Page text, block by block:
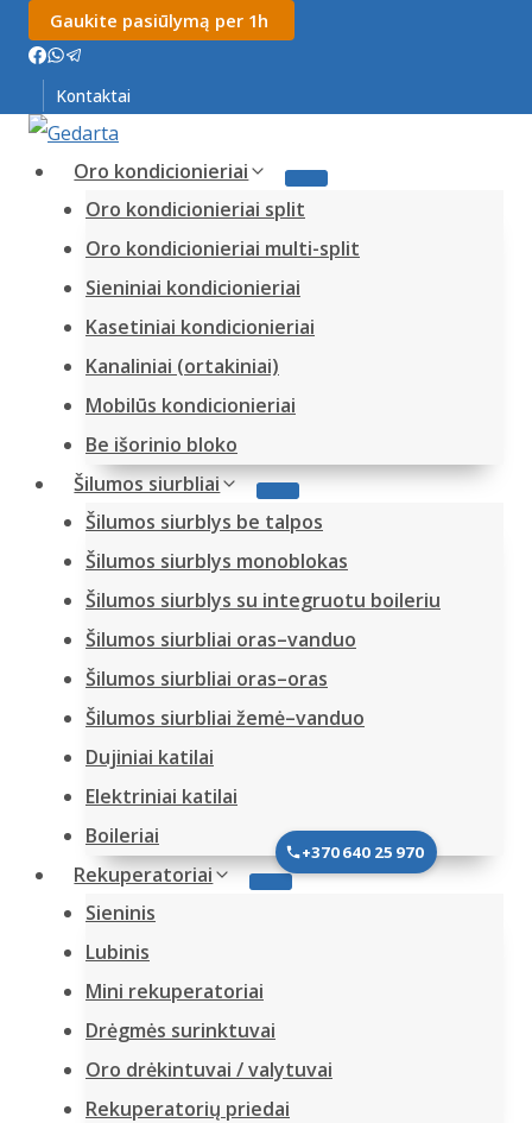
content
Gaukite pasiūlymą per 1h
Kontaktai
Oro kondicionieriai
Oro kondicionieriai split
Oro kondicionieriai multi-split
Sieniniai kondicionieriai
Kasetiniai kondicionieriai
Kanaliniai (ortakiniai)
Mobilūs kondicionieriai
Be išorinio bloko
Šilumos siurbliai
Šilumos siurblys be talpos
Šilumos siurblys monoblokas
Šilumos siurblys su integruotu boileriu
Šilumos siurbliai oras–vanduo
Šilumos siurbliai oras–oras
Šilumos siurbliai žemė–vanduo
Dujiniai katilai
Elektriniai katilai
Boileriai
Rekuperatoriai
Sieninis
Lubinis
Mini rekuperatoriai
Drėgmės surinktuvai
Oro drėkintuvai / valytuvai
Rekuperatorių priedai
+370 640 25 970